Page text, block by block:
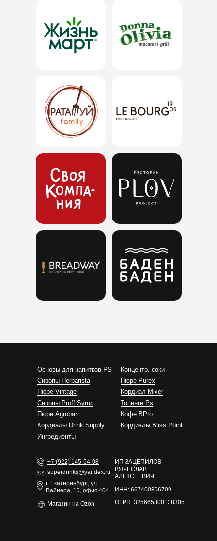
ИП ЗАЦЕПИЛОВ
ВЯЧЕСЛАВ
АЛЕКСЕЕВИЧ
ИНН: 667400806709
ОГРН: 325665800138305
Основы для напитков PS
Сиропы Herbarista
Пюре Vintage
Cиропы Proff Syrup
Пюре Agrobar
Кордиалы Drink Supply
Ингредиенты
superdrinks@yandex.ru
+7 (922) 145-54-08
г. Екатеринбург, ул.
Вайнера, 10, офис 404
Магазин на Ozon
Концентр. соки
Пюре Purex
Кордиал Mixer
Топинги Ps
Кофе BPro
Кордиалы Bliss Point